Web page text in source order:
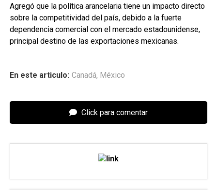
Agregó que la política arancelaria tiene un impacto directo
sobre la competitividad del país, debido a la fuerte
dependencia comercial con el mercado estadounidense,
principal destino de las exportaciones mexicanas.
En este articulo: Canadá, México
Click para comentar